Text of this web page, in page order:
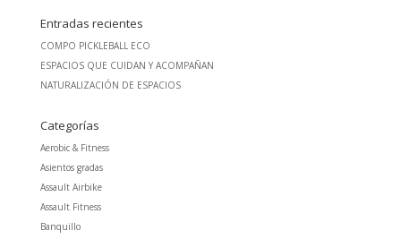
Entradas recientes
COMPO PICKLEBALL ECO
ESPACIOS QUE CUIDAN Y ACOMPAÑAN
NATURALIZACIÓN DE ESPACIOS
Categorías
Aerobic & Fitness
Asientos gradas
Assault Airbike
Assault Fitness
Banquillo